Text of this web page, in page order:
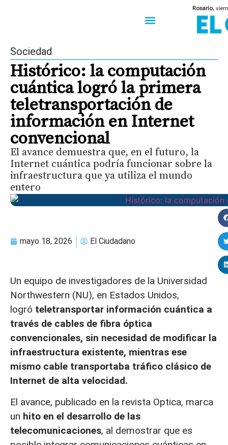
Rosario,
Sociedad
Histórico: la computación
cuántica logró la primera
teletransportación de
información en Internet
convencional
El avance demuestra que, en el futuro, la
Internet cuántica podría funcionar sobre la
infraestructura que ya utiliza el mundo
entero
mayo 18, 2026 El Ciudadano
Un equipo de investigadores de la Universidad
Northwestern (NU), en Estados Unidos,
logró teletransportar información cuántica a
través de cables de fibra óptica
convencionales, sin necesidad de modificar la
infraestructura existente, mientras ese
mismo cable transportaba tráfico clásico de
Internet de alta velocidad.
El avance, publicado en la revista Optica, marca
un hito en el desarrollo de las
telecomunicaciones, al demostrar que es